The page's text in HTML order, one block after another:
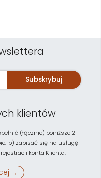
Subskrybuj
klientów
(łącznie) poniższe 2
b) zapisać się na usługę
rejestracji konta Klienta.
→